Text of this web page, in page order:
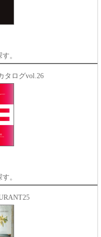
。
タログvol.26
。